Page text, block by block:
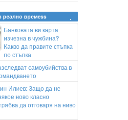
реално времеss
Банковата ви карта
изчезна в чужбина?
Какво да правите стъпка
по стъпка
самоубийства в
Илиев: Защо да не
ново класно
да отговаря на ниво